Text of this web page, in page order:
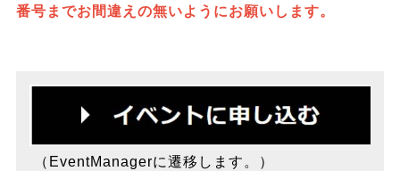
番号までお間違えの無いようにお願いします。
（EventManagerに遷移します。）